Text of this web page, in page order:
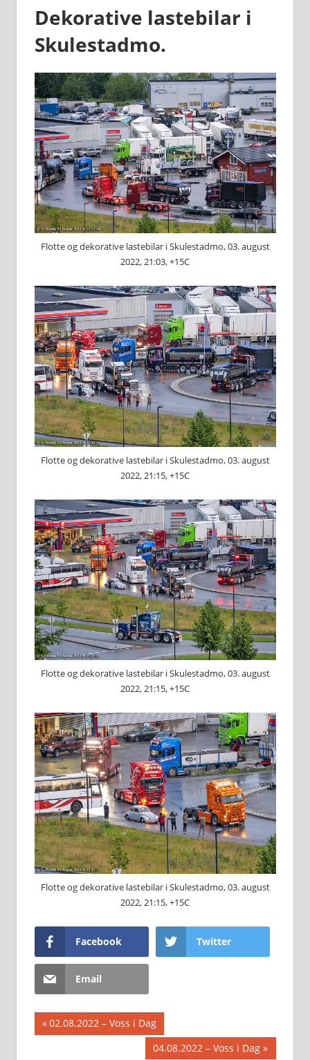
Dekorative lastebilar i
Skulestadmo.
Flotte og dekorative lastebilar i Skulestadmo, 03. august
2022, 21:03, +15C
Flotte og dekorative lastebilar i Skulestadmo, 03. august
2022, 21:15, +15C
Flotte og dekorative lastebilar i Skulestadmo, 03. august
2022, 21:15, +15C
Flotte og dekorative lastebilar i Skulestadmo, 03. august
2022, 21:15, +15C
Facebook Twitter
Email
Innleggsnavigasjon
Previous
Post:
02.08.2022 – Voss i Dag
Next
04.08.2022 – Voss i Dag